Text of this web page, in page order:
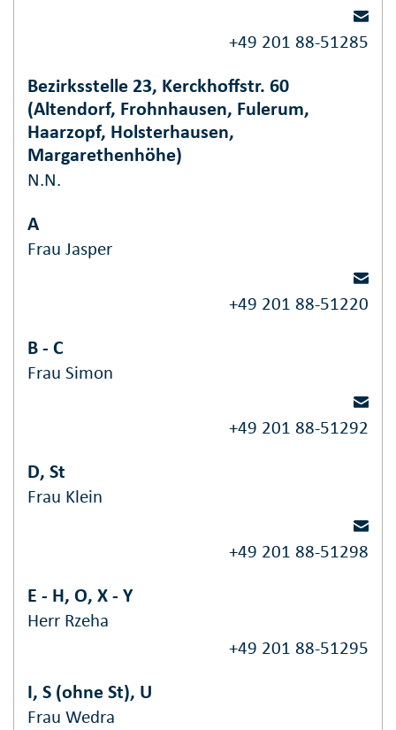
+49 201 88-51285
Bezirksstelle 23, Kerckhoffstr. 60
(Altendorf, Frohnhausen, Fulerum,
Haarzopf, Holsterhausen,
Margarethenhöhe)
N.N.
A
Frau Jasper
+49 201 88-51220
B - C
Frau Simon
+49 201 88-51292
D, St
Frau Klein
+49 201 88-51298
E - H, O, X - Y
Herr Rzeha
+49 201 88-51295
I, S (ohne St), U
Frau Wedra